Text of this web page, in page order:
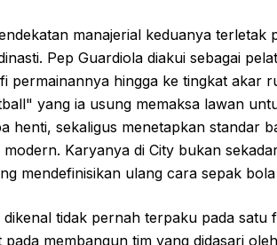
manajerial keduanya terletak
Pep Guardiola diakui sebagai
permainannya hingga ke tingkat akar
yang ia usung memaksa lawan
henti, sekaligus menetapkan standar
Karyanya di City bukan
mendefinisikan ulang cara sepak
tidak pernah terpaku pada satu
membangun tim yang didasari